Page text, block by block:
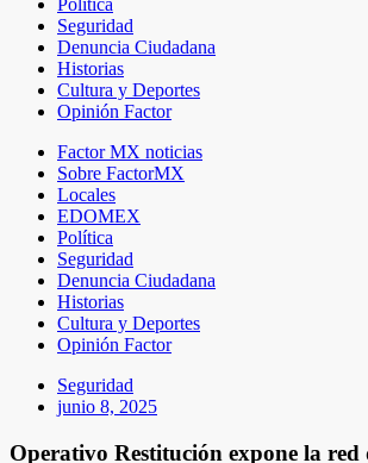
Política
Seguridad
Denuncia Ciudadana
Historias
Cultura y Deportes
Opinión Factor
Factor MX noticias
Sobre FactorMX
Locales
EDOMEX
Política
Seguridad
Denuncia Ciudadana
Historias
Cultura y Deportes
Opinión Factor
Seguridad
junio 8, 2025
Operativo Restitución expone la red